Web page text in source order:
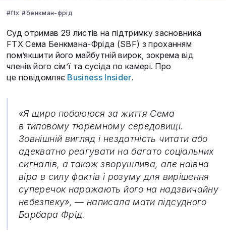
#ftx #бенкман-фрід
Суд отримав 29 листів на підтримку засновника
FTX Сема Бенкмана-Фріда (SBF) з проханням
пом’якшити його майбутній вирок, зокрема від
членів його сім’ї та сусіда по камері. Про
це повідомляє Business Insider.
«Я щиро побоююся за життя Сема
в типовому тюремному середовищі.
Зовнішній вигляд і нездатність читати або
адекватно реагувати на багато соціальних
сигналів, а також зворушлива, але наївна
віра в силу фактів і розуму для вирішення
суперечок наражають його на надзвичайну
небезпеку», — написала мати підсудного
Барбара Фрід.